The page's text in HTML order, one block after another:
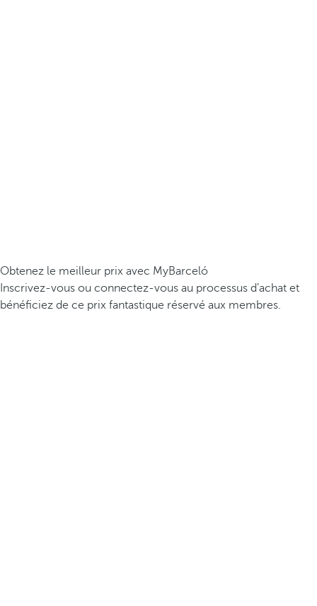
Obtenez le meilleur prix avec MyBarceló
Inscrivez-vous ou connectez-vous au processus d’achat et
bénéficiez de ce prix fantastique réservé aux membres.